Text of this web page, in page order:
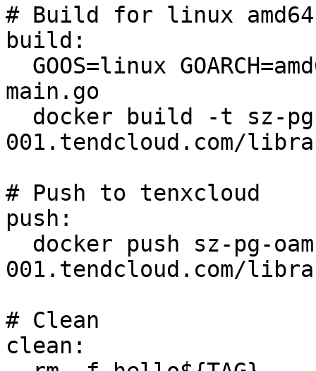
# Build for linux amd64
build:
main.go
001.tendcloud.com/
# Push to tenxcloud
push:
001.tendcloud.com/
# Clean
clean: